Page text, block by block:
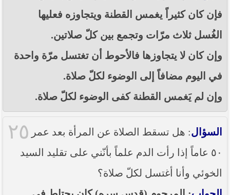
فإن كان كثيراً يغمس القطنة ويتجاوزه فعليها
الغُسل ثلاث مرّات وتجمع بين كلّ صلاتين.
وإن كان لا يتجاوزها فالأحوط أن تغتسل مرّة واحدة
في اليوم مضافاً إلى الوضوء لكلّ صلاة.
وإن لم يَغمس القطنة كفى الوضوء لكلّ صلاة.
٢٥ السؤال: هل تسقط الصلاة عن المرأة بعد عمر
٥٠ عاماً إذا رأت الدم علماً بأنّني على تقليد السيد
الخوئي وأنا أغتسل لكلّ صلاة؟